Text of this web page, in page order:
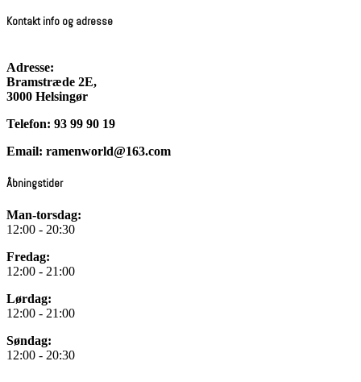
Kontakt info og adresse
Adresse:
Bramstræde 2E,
3000 Helsingør
Telefon: 93 99 90 19
Email: ramenworld@163.com
Åbningstider
Man-torsdag:
12:00 - 20:30
Fredag:
12:00 - 21:00
Lørdag:
12:00 - 21:00
Søndag:
12:00 - 20:30